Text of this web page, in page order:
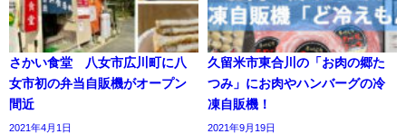
さかい食堂 八女市広川町に八
女市初の弁当自販機がオープン
間近
2021年4月1日
久留米市東合川の「お肉の郷た
つみ」にお肉やハンバーグの冷
凍自販機！
2021年9月19日